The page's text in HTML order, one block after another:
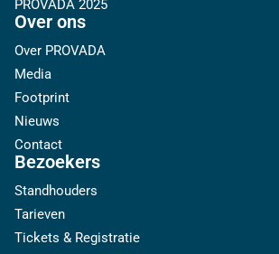
PROVADA 2025
Over ons
Over PROVADA
Media
Footprint
Nieuws
Contact
Bezoekers
Standhouders
Tarieven
Tickets & Registratie